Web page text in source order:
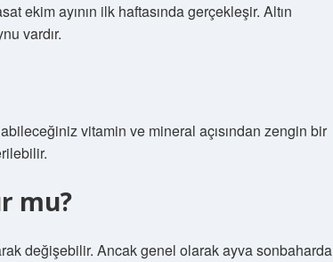
ekim ayının ilk haftasında gerçekleşir. Altın
vardır.
vitamin ve mineral açısından zengin bir
mu?
değişebilir. Ancak genel olarak ayva sonbaharda